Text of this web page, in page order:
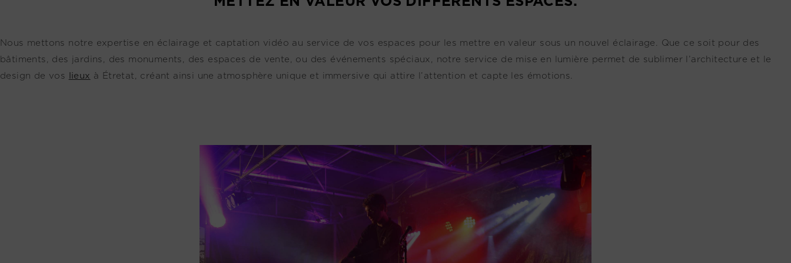
Nous mettons notre expertise en éclairage et captation vidéo au service de vos espaces pour les mettre en valeur sous un nouvel éclairage. Que ce soit pour des
bâtiments, des jardins, des monuments, des espaces de vente, ou des événements spéciaux, notre service de mise en lumière permet de sublimer l’architecture et le
design de vos lieux à Étretat, créant ainsi une atmosphère unique et immersive qui attire l’attention et capte les émotions.